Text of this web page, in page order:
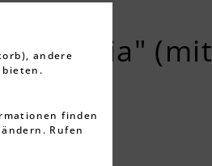
"Andria" (mit
andere
bieten.
finden
Rufen